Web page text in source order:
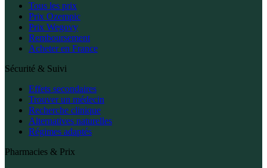
Tous les prix
Prix Ozempic
Prix Wegovy
Remboursement
Acheter en France
Sécurité & Suivi
Effets secondaires
Trouver un médecin
Recherche clinique
Alternatives naturelles
Régimes adaptés
Pharmacies & Prix